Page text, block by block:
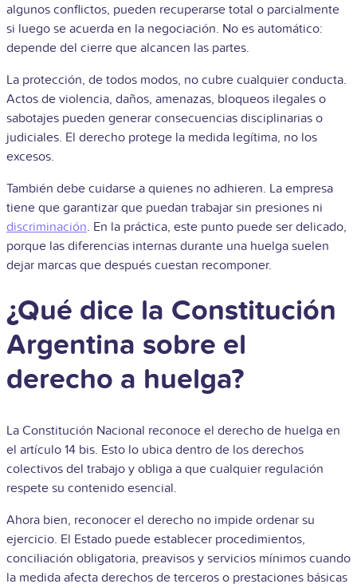
algunos conflictos, pueden recuperarse total o parcialmente
si luego se acuerda en la negociación. No es automático:
depende del cierre que alcancen las partes.
La protección, de todos modos, no cubre cualquier conducta.
Actos de violencia, daños, amenazas, bloqueos ilegales o
sabotajes pueden generar consecuencias disciplinarias o
judiciales. El derecho protege la medida legítima, no los
excesos.
También debe cuidarse a quienes no adhieren. La empresa
tiene que garantizar que puedan trabajar sin presiones ni
discriminación. En la práctica, este punto puede ser delicado,
porque las diferencias internas durante una huelga suelen
dejar marcas que después cuestan recomponer.
¿Qué dice la Constitución
Argentina sobre el
derecho a huelga?
La Constitución Nacional reconoce el derecho de huelga en
el artículo 14 bis. Esto lo ubica dentro de los derechos
colectivos del trabajo y obliga a que cualquier regulación
respete su contenido esencial.
Ahora bien, reconocer el derecho no impide ordenar su
ejercicio. El Estado puede establecer procedimientos,
conciliación obligatoria, preavisos y servicios mínimos cuando
la medida afecta derechos de terceros o prestaciones básicas